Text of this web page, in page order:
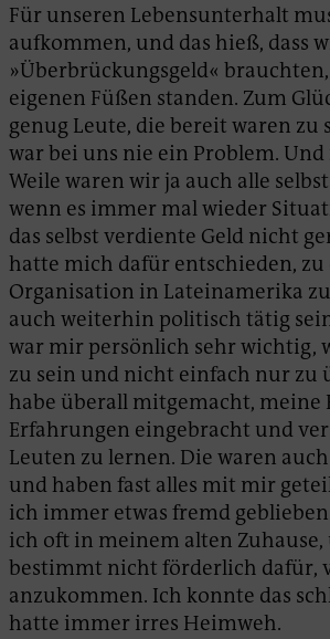
Für unseren Lebensunterhalt
aufkommen, und das hieß, dass
»Überbrückungsgeld«
eigenen Füßen standen. Zum
genug Leute, die bereit waren zu
war bei uns nie ein Problem.
Weile waren wir ja auch alle
wenn es immer mal wieder
das selbst verdiente Geld nicht
hatte mich dafür entschieden,
Organisation in Lateinamerika
auch weiterhin politisch tätig
war mir persönlich sehr wichtig,
zu sein und nicht einfach nur zu
habe überall mitgemacht, meine
Erfahrungen eingebracht und
Leuten zu lernen. Die waren
und haben fast alles mit mir
ich immer etwas fremd
ich oft in meinem alten Zuhause,
bestimmt nicht förderlich dafür,
anzukommen. Ich konnte das
hatte immer irres Heimweh.